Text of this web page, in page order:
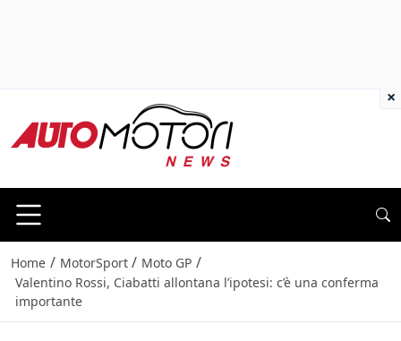
Home / MotorSport / Moto GP /
Valentino Rossi, Ciabatti allontana l’ipotesi: c’è una conferma
importante
×